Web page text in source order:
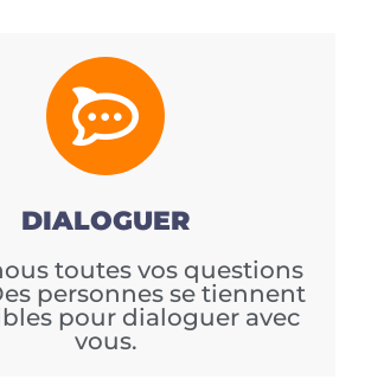
DIALOGUER
toutes vos questions
personnes se tiennent
pour dialoguer avec
vous.